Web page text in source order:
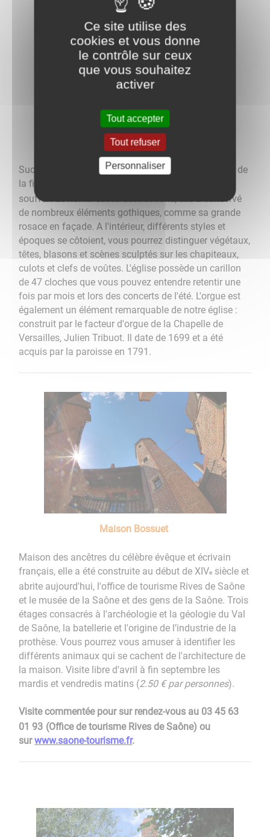
Église Saint-Martin
Succédant à un édifice roman, l'église actuelle date de
la fin du XIIIe ou du début du XIV
souffert de nombreuses destructions, elle a conservé
de nombreux éléments gothiques, comme sa grande
rosace en façade. A l'intérieur, différents styles et
époques se côtoient, vous pourrez distinguer végétaux,
têtes, blasons et scènes sculptés sur les chapiteaux,
culots et clefs de voûtes. L'église possède un carillon
de 47 cloches que vous pouvez entendre retentir une
fois par mois et lors des concerts de l'été. L'orgue est
également un élément remarquable de notre église :
construit par le facteur d'orgue de la Chapelle de
Versailles, Julien Tribuot. Il date de 1699 et a été
acquis par la paroisse en 1791.
Maison Bossuet
Maison des ancêtres du célèbre évêque et écrivain
français, elle a été construite au début de XIVe siècle et
abrite aujourd'hui, l'office de tourisme Rives de Saône
et le musée de la Saône et des gens de la Saône. Trois
étages consacrés à l'archéologie et la géologie du Val
de Saône, la batellerie et l'origine de l’industrie de la
prothèse. Vous pourrez vous amuser à identifier les
différents animaux qui se cachent de l'architecture de
la maison. Visite libre d'avril à fin septembre les
mardis et vendredis matins (2.50 € par personnes).​​​​​​​
Visite commentée pour sur rendez-vous au 03 45 63
01 93 (Office de tourisme Rives de Saône) ou
surwww.saone-tourisme.fr.
Ce site utilise des
cookies et vous donne
le contrôle sur ceux
que vous souhaitez
activer
Tout accepter
Tout refuser
Personnaliser